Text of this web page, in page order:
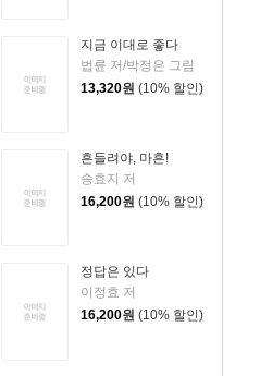
지금 이대로 좋다
법륜 저/박정은 그림
13,320원 (10% 할인)
흔들려야, 마흔!
송효지 저
16,200원 (10% 할인)
정답은 있다
이정효 저
16,200원 (10% 할인)